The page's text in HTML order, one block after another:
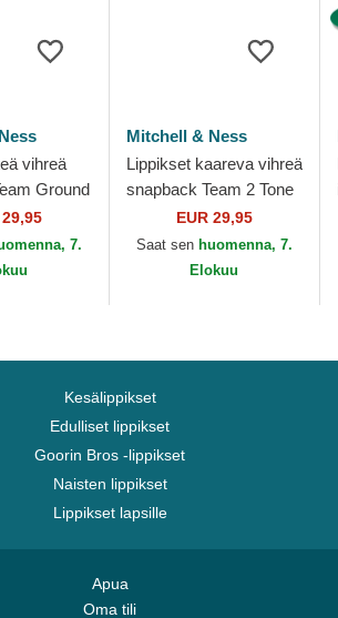
vihreä
Ground
NBA
29,95
7.
Mitchell & Ness
Lippikset kaareva vihreä
snapback Team 2 Tone
2.0 Pro Boston Celtics
NBA Mitchell & Ness
EUR 29,95
Saat sen huomenna, 7.
Elokuu
Kesälippikset
Edulliset lippikset
Goorin Bros -lippikset
Naisten lippikset
Lippikset lapsille
Apua
Oma tili